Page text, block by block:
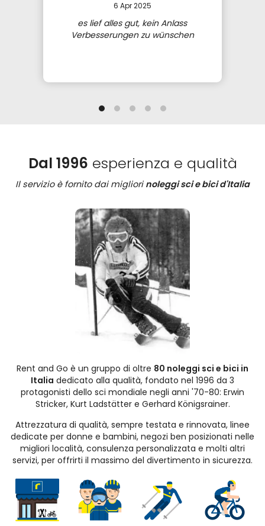
6 Apr 2025
es lief alles gut, kein Anlass
Verbesserungen zu wünschen
Dal 1996 esperienza e qualità
Il servizio è fornito dai migliori noleggi sci e bici d'Italia
Rent and Go è un gruppo di oltre 80 noleggi sci e bici in
Italia dedicato alla qualità, fondato nel 1996 da 3
protagonisti dello sci mondiale negli anni '70-80: Erwin
Stricker, Kurt Ladstätter e Gerhard Königsrainer.
Attrezzatura di qualità, sempre testata e rinnovata, linee
dedicate per donne e bambini, negozi ben posizionati nelle
migliori località, consulenza personalizzata e molti altri
servizi, per offrirti il massimo del divertimento in sicurezza.